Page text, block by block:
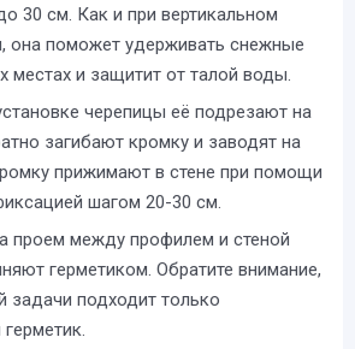
30 см. Как и при вертикальном
она поможет удерживать снежные
местах и защитит от талой воды.
черепицы её подрезают на
загибают кромку и заводят на
прижимают в стене при помощи
шагом 20-30 см.
проем между профилем и стеной
герметиком. Обратите внимание,
задачи подходит только